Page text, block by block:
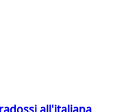
all'italiana